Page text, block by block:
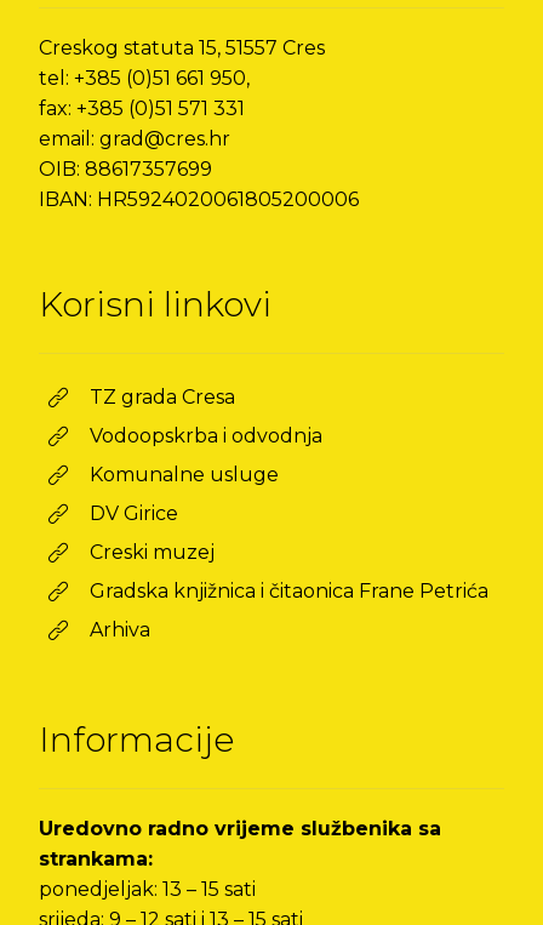
Creskog statuta 15, 51557 Cres
tel: +385 (0)51 661 950,
fax: +385 (0)51 571 331
email: grad@cres.hr
OIB: 88617357699
IBAN: HR5924020061805200006
Korisni linkovi
TZ grada Cresa
Vodoopskrba i odvodnja
Komunalne usluge
DV Girice
Creski muzej
Gradska knjižnica i čitaonica Frane Petrića
Arhiva
Informacije
Uredovno radno vrijeme službenika sa
strankama:
ponedjeljak: 13 – 15 sati
srijeda: 9 – 12 sati i 13 – 15 sati